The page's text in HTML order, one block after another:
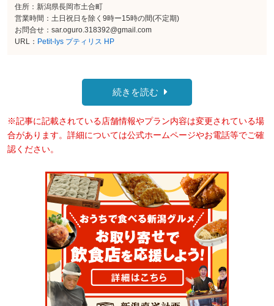
住所：新潟県長岡市土合町
営業時間：土日祝日を除く9時ー15時の間(不定期)
お問合せ：sar.oguro.318392@gmail.com
URL： Petit-lys プティリス HP
続きを読む
※記事に記載されている店舗情報やプラン内容は変更されている場
合があります。詳細については公式ホームページやお電話等でご確
認ください。